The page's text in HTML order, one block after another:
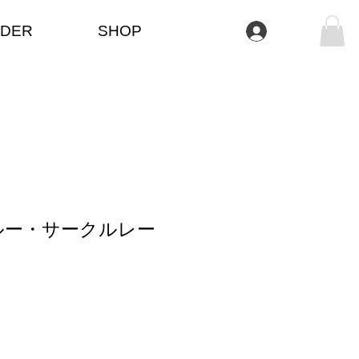
SHOP Iniciar sesión
ー・サークルレー